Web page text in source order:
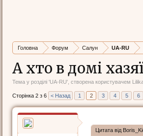
Головна Форум Салун UA-RU
А хто в домі
Тема у розділі 'UA-RU', створена користувачем
Сторінка 2 з 6 < Назад 1 2 3 4 5 6
Цитата від